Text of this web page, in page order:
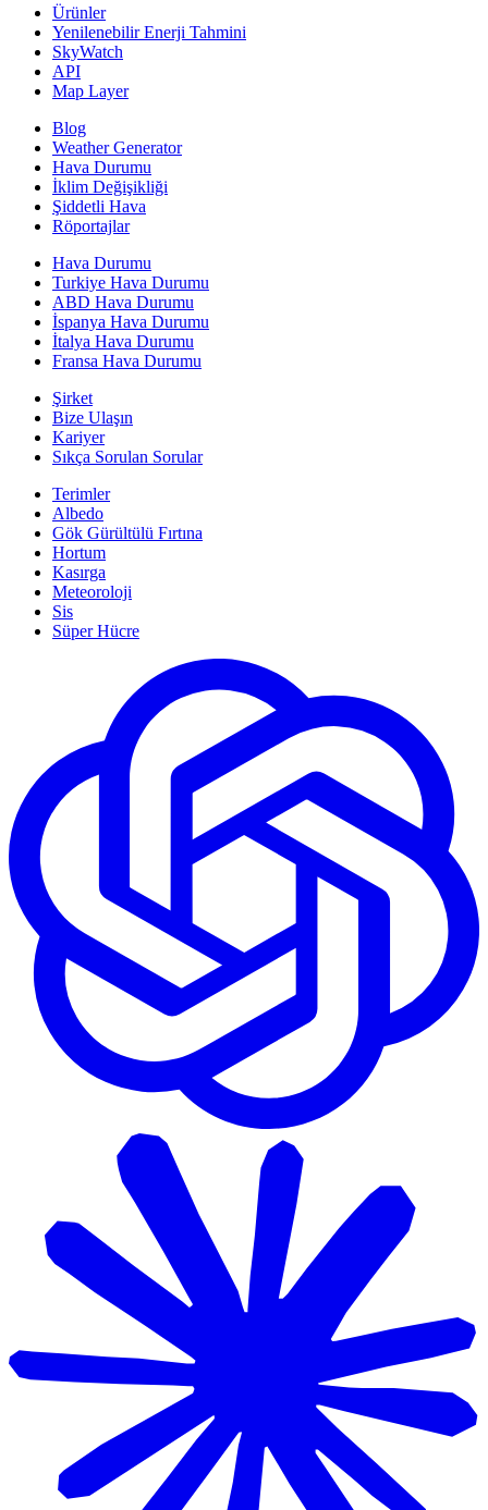
Ürünler
Yenilenebilir Enerji Tahmini
SkyWatch
API
Map Layer
Blog
Weather Generator
Hava Durumu
İklim Değişikliği
Şiddetli Hava
Röportajlar
Hava Durumu
Turkiye Hava Durumu
ABD Hava Durumu
İspanya Hava Durumu
İtalya Hava Durumu
Fransa Hava Durumu
Şirket
Bize Ulaşın
Kariyer
Sıkça Sorulan Sorular
Terimler
Albedo
Gök Gürültülü Fırtına
Hortum
Kasırga
Meteoroloji
Sis
Süper Hücre